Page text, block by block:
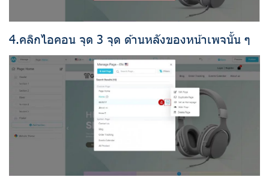
4.คลิกไอคอน จุด 3 จุด ด้านหลังของหน้าเพจนั้น ๆ